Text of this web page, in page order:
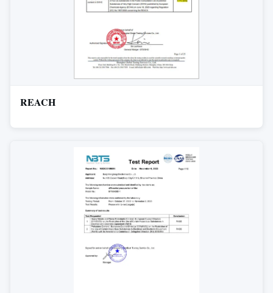
REACH